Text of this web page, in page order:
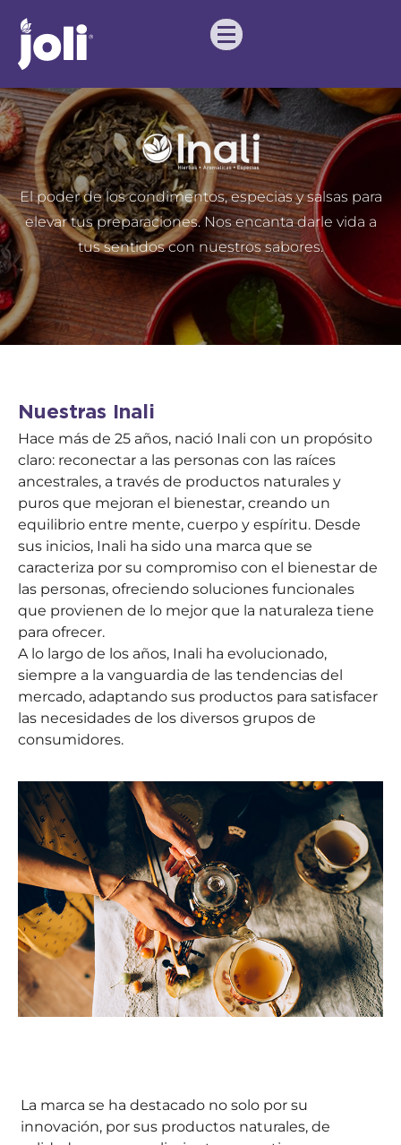
Inali
El poder de los condimentos, especias y salsas para
elevar tus preparaciones. Nos encanta darle vida a
tus sentidos con nuestros sabores.
Nuestras Inali
Hace más de 25 años, nació Inali con un propósito
claro: reconectar a las personas con las raíces
ancestrales, a través de productos naturales y
puros que mejoran el bienestar, creando un
equilibrio entre mente, cuerpo y espíritu. Desde
sus inicios, Inali ha sido una marca que se
caracteriza por su compromiso con el bienestar de
las personas, ofreciendo soluciones funcionales
que provienen de lo mejor que la naturaleza tiene
para ofrecer.
A lo largo de los años, Inali ha evolucionado,
siempre a la vanguardia de las tendencias del
mercado, adaptando sus productos para satisfacer
las necesidades de los diversos grupos de
consumidores.
La marca se ha destacado no solo por su
innovación, por sus productos naturales, de